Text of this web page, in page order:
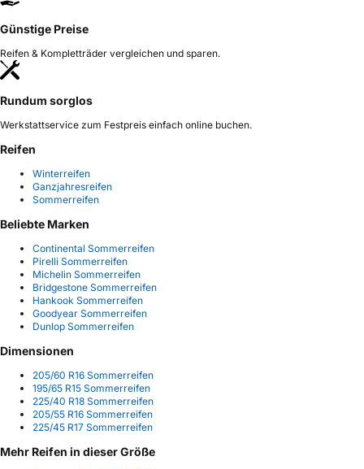
Günstige Preise
Reifen & Kompletträder vergleichen und sparen.
Rundum sorglos
Werkstattservice zum Festpreis einfach online buchen.
Reifen
Winterreifen
Ganzjahresreifen
Sommerreifen
Beliebte Marken
Continental Sommerreifen
Pirelli Sommerreifen
Michelin Sommerreifen
Bridgestone Sommerreifen
Hankook Sommerreifen
Goodyear Sommerreifen
Dunlop Sommerreifen
Dimensionen
205/60 R16 Sommerreifen
195/65 R15 Sommerreifen
225/40 R18 Sommerreifen
205/55 R16 Sommerreifen
225/45 R17 Sommerreifen
Mehr Reifen in dieser Größe